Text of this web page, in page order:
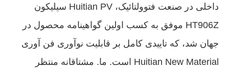
داخلی در صنعت فتوولتائیک، Huitian PV سیلیکون
HT906Z موفق به کسب اولین گواهینامه محصول در
جهان شد، که تاییدی کامل بر قابلیت نوآوری فن آوری
Huitian New Material است. ما. مشتاقانه منتظر